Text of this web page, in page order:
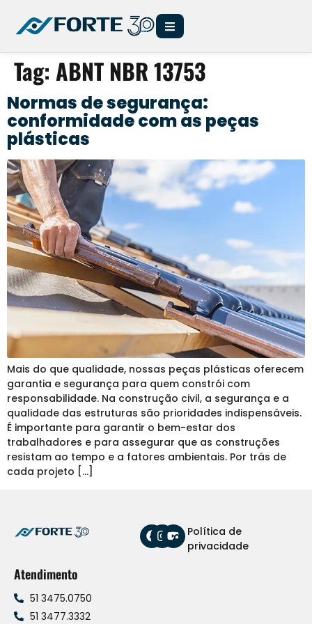
Tag: ABNT NBR 13753
Normas de segurança:
conformidade com as peças
plásticas
Mais do que qualidade, nossas peças plásticas oferecem
garantia e segurança para quem constrói com
responsabilidade. Na construção civil, a segurança e a
qualidade das estruturas são prioridades indispensáveis.
É importante para garantir o bem-estar dos
trabalhadores e para assegurar que as construções
resistam ao tempo e a fatores ambientais. Por trás de
cada projeto […]
Política de
privacidade
Atendimento
51 3475.0750
51 3477.3332